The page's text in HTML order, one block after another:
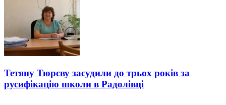
Тетяну Тюрєву засудили до трьох років за
русифікацію школи в Радолівці